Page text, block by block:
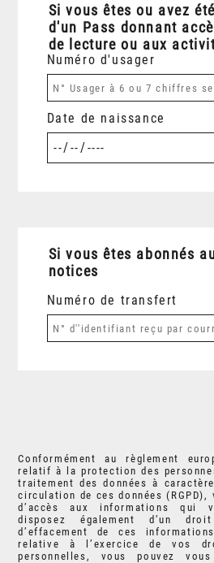
Si vous êtes ou avez
d'un Pass donnant
de lecture ou aux
Numéro d'usager
Date de naissance
Si vous êtes abonnés
notices
Numéro de transfert
Conformément au règlement
relatif à la protection des
traitement des données à
circulation de ces données (RGPD),
d’accès aux informations qui
disposez également d’un
d’effacement de ces
relative à l’exercice de vos
personnelles, vous pouvez